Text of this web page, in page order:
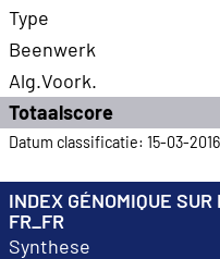
Type
Beenwerk
Alg.Voork.
Totaalscore
Datum classificatie: 15-03-2016
INDEX GÉNOMIQUE
FR_FR
Synthese